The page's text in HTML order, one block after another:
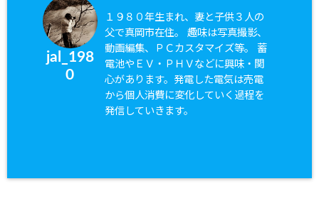
jal_198
0
１９８０年生まれ、妻と子供３人の
父で真岡市在住。 趣味は写真撮影、
動画編集、ＰＣカスタマイズ等。 蓄
電池やＥＶ・ＰＨＶなどに興味・関
心があります。発電した電気は売電
から個人消費に変化していく過程を
発信していきます。